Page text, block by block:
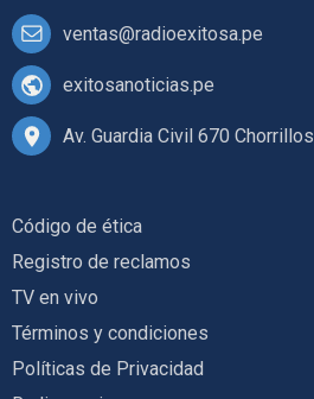
ventas@radioexitosa.pe
exitosanoticias.pe
Av. Guardia Civil 670 Chorrillos
Código de ética
Registro de reclamos
TV en vivo
Términos y condiciones
Políticas de Privacidad